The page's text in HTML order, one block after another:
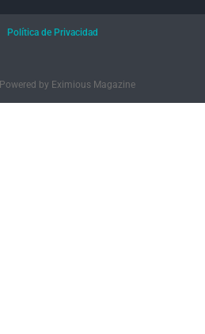
Powered by Eximious Magazine
Política de Privacidad